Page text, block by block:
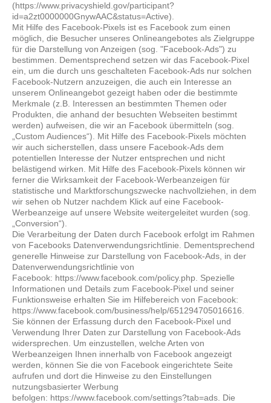
(https://www.privacyshield.gov/participant?
id=a2zt0000000GnywAAC&status=Active).
Mit Hilfe des Facebook-Pixels ist es Facebook zum einen
möglich, die Besucher unseres Onlineangebotes als Zielgruppe
für die Darstellung von Anzeigen (sog. "Facebook-Ads") zu
bestimmen. Dementsprechend setzen wir das Facebook-Pixel
ein, um die durch uns geschalteten Facebook-Ads nur solchen
Facebook-Nutzern anzuzeigen, die auch ein Interesse an
unserem Onlineangebot gezeigt haben oder die bestimmte
Merkmale (z.B. Interessen an bestimmten Themen oder
Produkten, die anhand der besuchten Webseiten bestimmt
werden) aufweisen, die wir an Facebook übermitteln (sog.
„Custom Audiences“). Mit Hilfe des Facebook-Pixels möchten
wir auch sicherstellen, dass unsere Facebook-Ads dem
potentiellen Interesse der Nutzer entsprechen und nicht
belästigend wirken. Mit Hilfe des Facebook-Pixels können wir
ferner die Wirksamkeit der Facebook-Werbeanzeigen für
statistische und Marktforschungszwecke nachvollziehen, in dem
wir sehen ob Nutzer nachdem Klick auf eine Facebook-
Werbeanzeige auf unsere Website weitergeleitet wurden (sog.
„Conversion“).
Die Verarbeitung der Daten durch Facebook erfolgt im Rahmen
von Facebooks Datenverwendungsrichtlinie. Dementsprechend
generelle Hinweise zur Darstellung von Facebook-Ads, in der
Datenverwendungsrichtlinie von
Facebook: https://www.facebook.com/policy.php. Spezielle
Informationen und Details zum Facebook-Pixel und seiner
Funktionsweise erhalten Sie im Hilfebereich von Facebook:
https://www.facebook.com/business/help/651294705016616.
Sie können der Erfassung durch den Facebook-Pixel und
Verwendung Ihrer Daten zur Darstellung von Facebook-Ads
widersprechen. Um einzustellen, welche Arten von
Werbeanzeigen Ihnen innerhalb von Facebook angezeigt
werden, können Sie die von Facebook eingerichtete Seite
aufrufen und dort die Hinweise zu den Einstellungen
nutzungsbasierter Werbung
befolgen: https://www.facebook.com/settings?tab=ads. Die